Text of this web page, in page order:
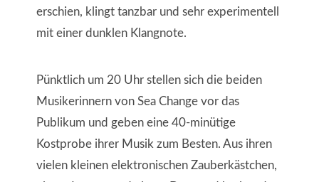
erschien, klingt tanzbar und sehr experimentell
mit einer dunklen Klangnote.
Pünktlich um 20 Uhr stellen sich die beiden
Musikerinnern von Sea Change vor das
Publikum und geben eine 40-minütige
Kostprobe ihrer Musik zum Besten. Aus ihren
vielen kleinen elektronischen Zauberkästchen,